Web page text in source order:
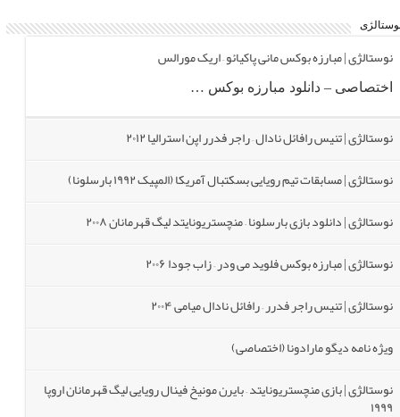
فول مچ چلسی ۴-۴ منچسترسیتی لیگ برتر انگلیس ۲۰۲۳/۲۴
فول مچ تاتنهام ۱-۴ چلسی لیگ برتر انگلیس ۲۰۲۳/۲۴
دانلود مراسم FIFA Ballon d’Or توپ طلا ۲۰۲۳
فول مچ اینترمیلان ۱-۰ آاس رم سری آ ایتالیا ۲۰۲۳/۲۴
فول مچ منچستریونایتد ۰-۳ منچسترسیتی لیگ برتر انگلیس ۲۰۲۳/۲۴
نوستالژی | مبارزه بوکس مانی پاکیائو – اریک مورالس
اختصاصی – دانلود مبارزه بوکس …
نوستالژی | تنیس رافائل نادال – راجر فدرر اپن استرالیا ۲۰۱۲
نوستالژی | مسابقات تیم رویایی بسکتبال آمریکا (المپیک ۱۹۹۲ بارسلونا)
نوستالژی | دانلود بازی بارسلونا – منچستریونایتد لیگ قهرمانان ۲۰۰۸
نوستالژی | مبارزه بوکس فلوید می ودر – زاب جودا ۲۰۰۶
نوستالژی | تنیس راجر فدرر – رافائل نادال میامی ۲۰۰۴
ویژه نامه دیگو مارادونا (اختصاصی)
نوستالژی | بازی منچستریونایتد – بایرن مونیخ فینال رویایی لیگ قهرمانان اروپا
۱۹۹۹